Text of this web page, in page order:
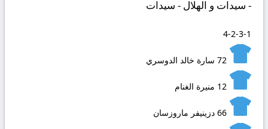
- سيدات و الهلال - سيدات
4-2-3-1
72 سارة خالد الدوسري
12 منيرة الغنام
66 دزينيفر ماروزسان